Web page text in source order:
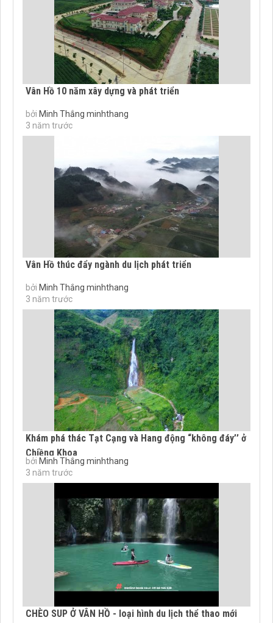
Vân Hồ 10 năm xây dựng và phát triển
bởi Minh Thắng minhthang
3 năm trước
Vân Hồ thúc đẩy ngành du lịch phát triển
bởi Minh Thắng minhthang
3 năm trước
Khám phá thác Tạt Cạng và Hang động “không đáy’’ ở
Chiềng Khoa
bởi Minh Thắng minhthang
3 năm trước
CHÈO SUP Ở VÂN HỒ - loại hình du lịch thể thao mới